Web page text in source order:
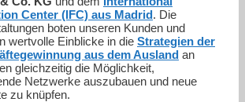
Center (IFC) aus Madrid. Die
boten unseren Kunden und
wertvolle Einblicke in die Strategien der
aus dem Ausland an
gleichzeitig die Möglichkeit,
Netzwerke auszubauen und neue
zu knüpfen.